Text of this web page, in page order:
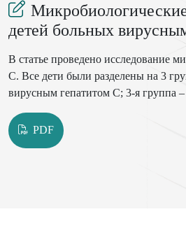
детей больных
В статье проведено исследование
С. Все дети были разделены на 3
вирусным гепатитом С; 3-я группа
PDF